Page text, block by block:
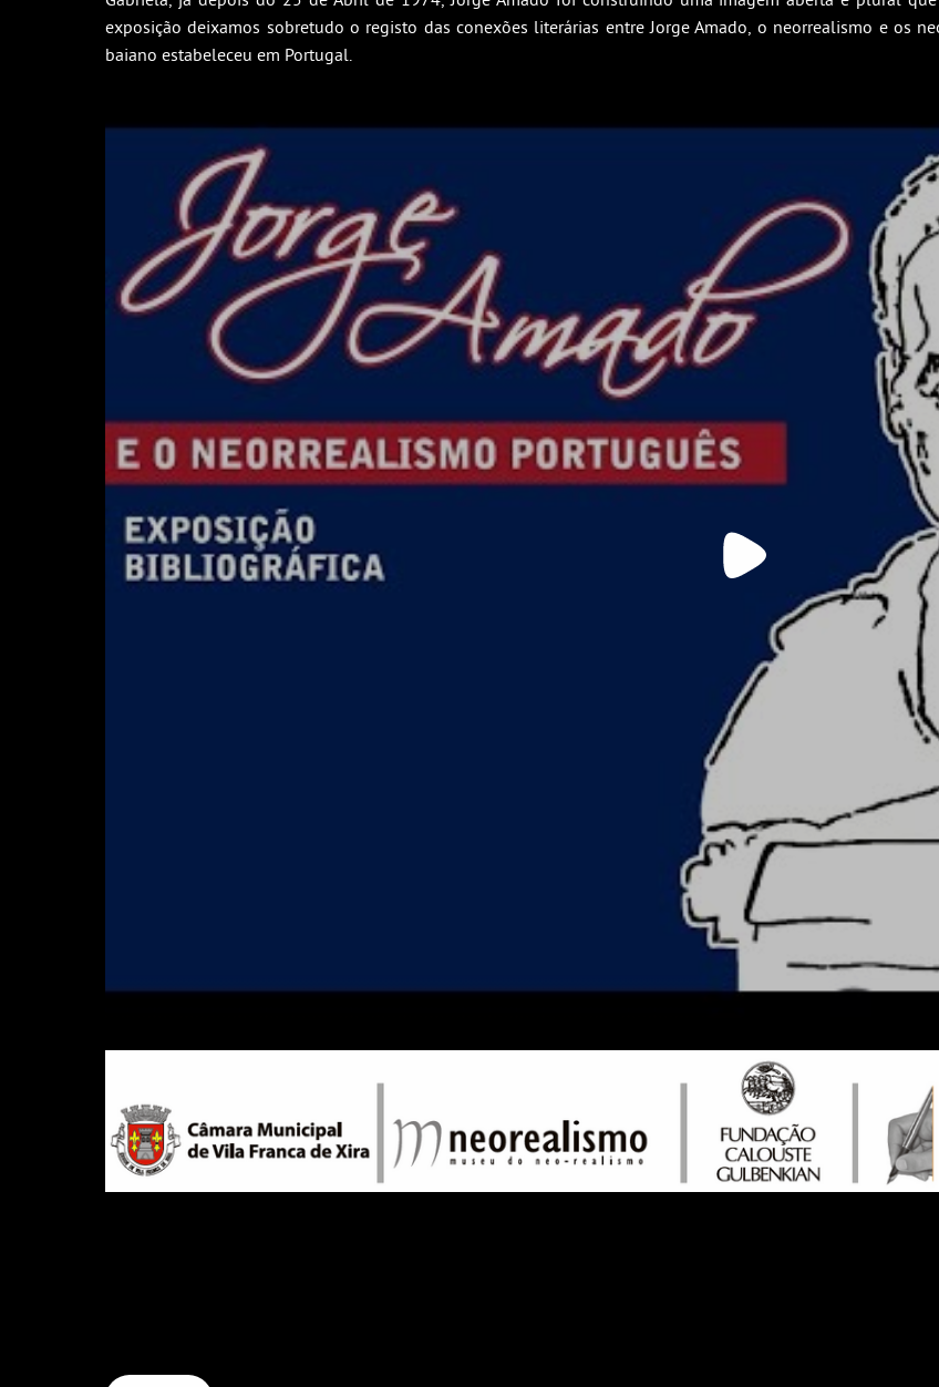
exposição deixamos sobretudo o registo das conexões literárias entre Jorge Amado, o neorrealismo e os
baiano estabeleceu em Portugal.